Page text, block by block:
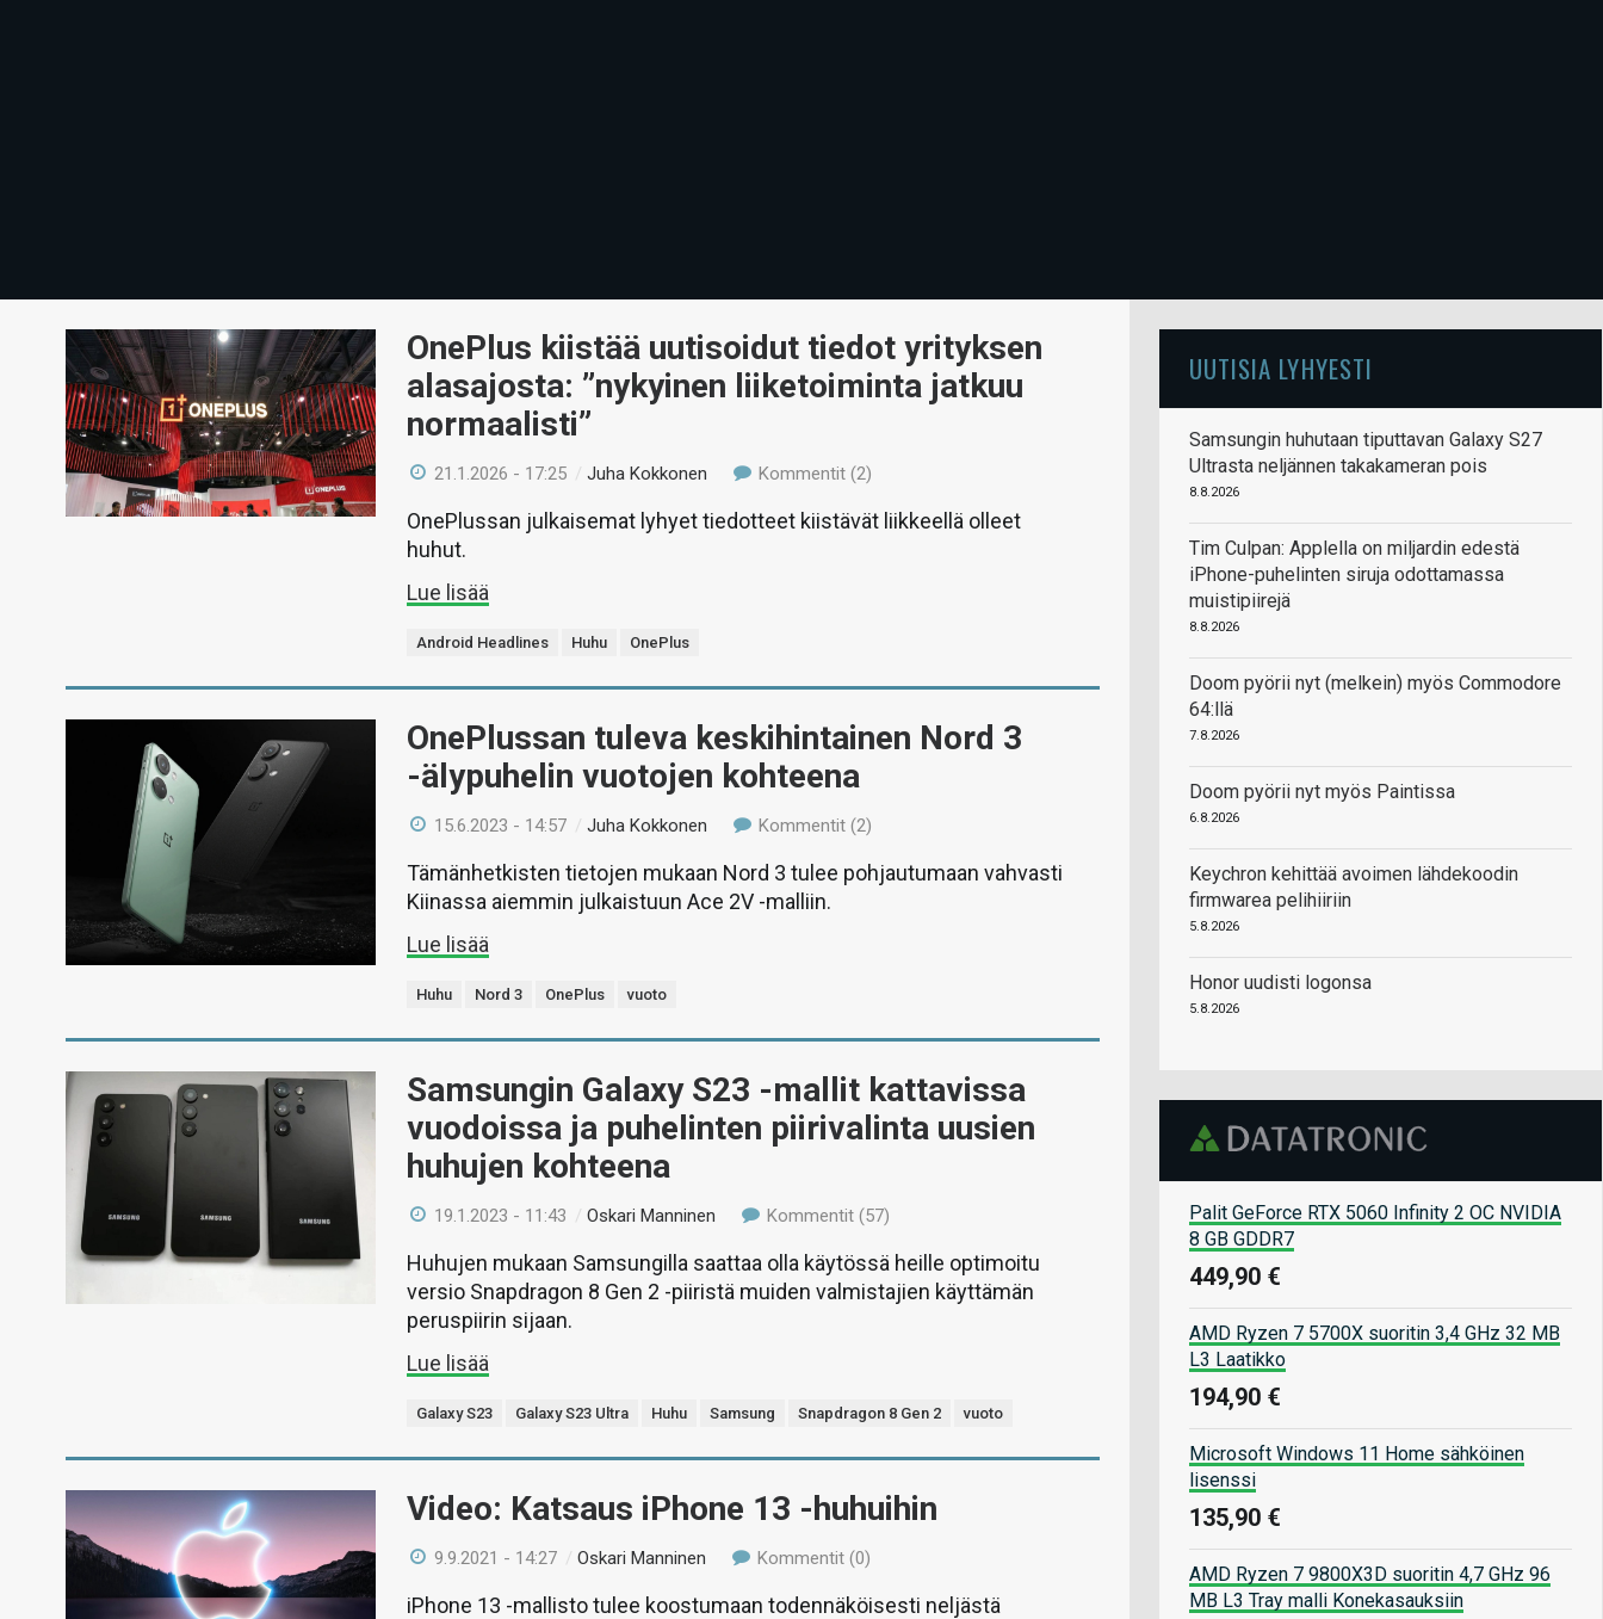
OnePlus kiistää uutisoidut tiedot yrityksen
alasajosta: ”nykyinen liiketoiminta jatkuu
normaalisti”
21.1.2026 - 17:25 /Juha Kokkonen Kommentit (2)
OnePlussan julkaisemat lyhyet tiedotteet kiistävät liikkeellä olleet
huhut.
Lue lisää
Android Headlines Huhu OnePlus
OnePlussan tuleva keskihintainen Nord 3
-älypuhelin vuotojen kohteena
15.6.2023 - 14:57 /Juha Kokkonen Kommentit (2)
Tämänhetkisten tietojen mukaan Nord 3 tulee pohjautumaan vahvasti
Kiinassa aiemmin julkaistuun Ace 2V -malliin.
Lue lisää
Huhu Nord 3 OnePlus vuoto
Samsungin Galaxy S23 -mallit kattavissa
vuodoissa ja puhelinten piirivalinta uusien
huhujen kohteena
19.1.2023 - 11:43 /Oskari Manninen Kommentit (57)
Huhujen mukaan Samsungilla saattaa olla käytössä heille optimoitu
versio Snapdragon 8 Gen 2 -piiristä muiden valmistajien käyttämän
peruspiirin sijaan.
Lue lisää
Galaxy S23 Galaxy S23 Ultra Huhu Samsung Snapdragon 8 Gen 2 vuoto
Video: Katsaus iPhone 13 -huhuihin
9.9.2021 - 14:27 /Oskari Manninen Kommentit (0)
iPhone 13 -mallisto tulee koostumaan todennäköisesti neljästä
UUTISIA LYHYESTI
Samsungin huhutaan tiputtavan Galaxy S27
Ultrasta neljännen takakameran pois
8.8.2026
Tim Culpan: Applella on miljardin edestä
iPhone-puhelinten siruja odottamassa
muistipiirejä
8.8.2026
Doom pyörii nyt (melkein) myös Commodore
64:llä
7.8.2026
Doom pyörii nyt myös Paintissa
6.8.2026
Keychron kehittää avoimen lähdekoodin
firmwarea pelihiiriin
5.8.2026
Honor uudisti logonsa
5.8.2026
Palit GeForce RTX 5060 Infinity 2 OC NVIDIA
8 GB GDDR7
449,90 €
AMD Ryzen 7 5700X suoritin 3,4 GHz 32 MB
L3 Laatikko
194,90 €
Microsoft Windows 11 Home sähköinen
lisenssi
135,90 €
AMD Ryzen 7 9800X3D suoritin 4,7 GHz 96
MB L3 Tray malli Konekasauksiin